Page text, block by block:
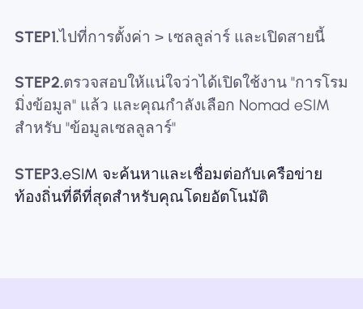
STEP1.ไปที่การตั้งค่า > เซลลูล่าร์ และเปิดสายนี้
STEP2.ตรวจสอบให้แน่ใจว่าได้เปิดใช้งาน "การโรม
มิ่งข้อมูล" แล้ว และคุณกำลังเลือก Nomad eSIM
สำหรับ "ข้อมูลเซลลูลาร์"
STEP3.eSIM จะค้นหาและเชื่อมต่อกับเครือข่าย
ท้องถิ่นที่ดีที่สุดสำหรับคุณโดยอัตโนมัติ